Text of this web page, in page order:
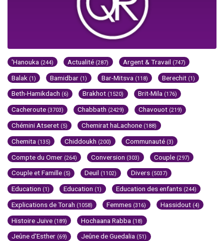
'Hanouka (244) Actualité (287) Argent & Travail (747)
Balak (1) Bamidbar (1) Bar-Mitsva (118) Berechit (1)
Beth-Hamikdach (6) Brakhot (1520) Brit-Mila (176)
Cacheroute (3703) Chabbath (2429) Chavouot (219)
Chémini Atseret (5) Chemirat haLachone (188)
Chemita (135) Chiddoukh (200) Communauté (3)
Compte du Omer (264) Conversion (303) Couple (297)
Couple et Famille (5) Deuil (1102) Divers (5037)
Education (1) Education (1) Education des enfants (244)
Explications de Torah (1058) Femmes (316) Hassidout (4)
Histoire Juive (189) Hochaana Rabba (18)
Jeûne d'Esther (69) Jeûne de Guedalia (51)